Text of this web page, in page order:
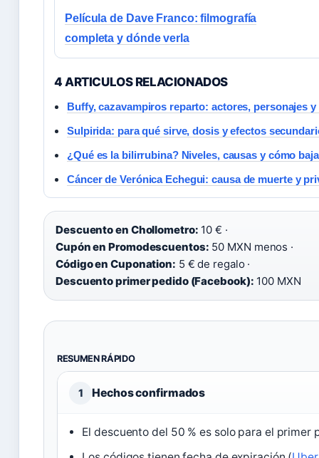
Película de Dave Franco: filmografía
completa y dónde verla
4 ARTICULOS RELACIONADOS
Buffy, cazavampiros reparto: actores, personajes
Sulpirida: para qué sirve, dosis y efectos
¿Qué es la bilirrubina? Niveles, causas y cómo
Cáncer de Verónica Echegui: causa de muerte y
Descuento en Chollometro: 10 € ·
Cupón en Promodescuentos: 50 MXN menos ·
Código en Cuponation: 5 € de regalo ·
Descuento primer pedido (Facebook): 100 MXN
RESUMEN RÁPIDO
1 Hechos confirmados
El descuento del 50 % es solo para el primer